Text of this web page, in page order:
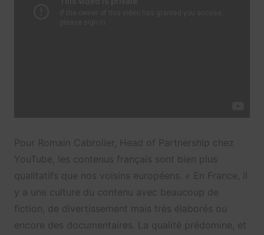
Pour Romain Cabrolier, Head of Partnership chez
YouTube, les contenus français sont bien plus
qualitatifs que nos voisins européens. « En France, il
y a une culture du contenu avec beaucoup de
fiction, de divertissement mais très élaborés ou
encore des documentaires. La qualité prédomine, et